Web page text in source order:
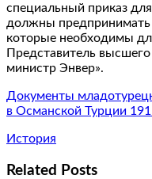
специальный приказ
должны предпринимать
которые необходимы
Представитель
министр Энвер».
Документы
в Османской Турции
История
Related Posts